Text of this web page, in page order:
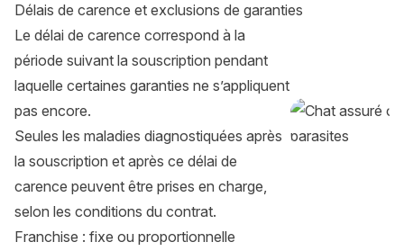
Délais de carence et exclusions de garanties
Le délai de carence correspond à la
période suivant la souscription pendant
laquelle certaines garanties ne s’appliquent
pas encore.
Seules les maladies diagnostiquées après
la souscription et après ce délai de
carence peuvent être prises en charge,
selon les conditions du contrat.
Franchise : fixe ou proportionnelle